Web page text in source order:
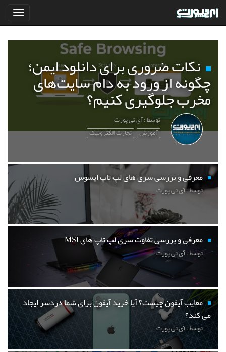
نکات ضروری برای دانلود ایمن؛
چگونه از ورود به دام سایت‌های
مخرب جلوگیری کنیم؟
توسط : آی تی پورت
آموزش تجارت الکترونیک
معرفی و بررسی سری های لپ تاپ ایسوس
توسط : آی تی پورت
معرفی و بررسی تفاوت سری لپ تاپ های MSI
توسط : آی تی پورت
معایب آیفون چیست؟ آیا خرید آیفون برای شما دردسر ایجاد
می کند؟
توسط : آی تی پورت